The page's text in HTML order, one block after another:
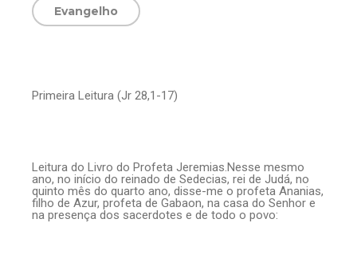
Evangelho
Primeira Leitura (Jr 28,1-17)
Leitura do Livro do Profeta Jeremias.Nesse mesmo
ano, no início do reinado de Sedecias, rei de Judá, no
quinto mês do quarto ano, disse-me o profeta Ananias,
filho de Azur, profeta de Gabaon, na casa do Senhor e
na presença dos sacerdotes e de todo o povo: